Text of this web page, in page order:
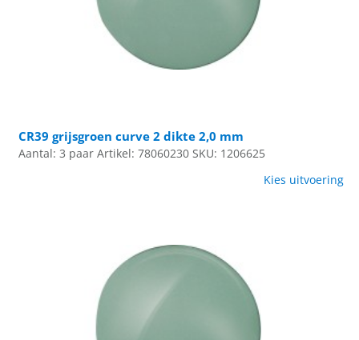
CR39 grijsgroen curve 2 dikte 2,0 mm
Aantal: 3 paar Artikel: 78060230 SKU: 1206625
Kies uitvoering